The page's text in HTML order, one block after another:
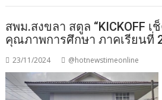
สพม.สงขลา สตูล “KICKOFF
คุณภาพการศึกษา ภาคเรียนที่
23/11/2024 @hotnewstimeonline